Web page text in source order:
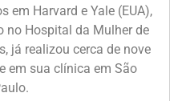
em Harvard e Yale (EUA),
no Hospital da Mulher de
já realizou cerca de nove
em sua clínica em São